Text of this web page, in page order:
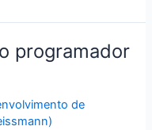
programador
de